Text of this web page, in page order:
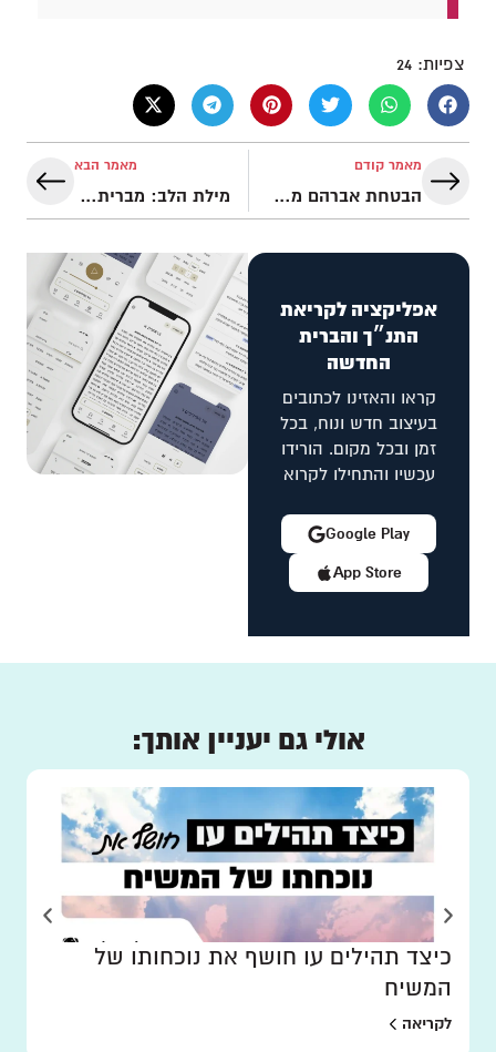
צפיות: 24
מאמר קודם
הבטחת אברהם מתגשמת במשיח
מאמר הבא
מילת הלב: מברית סיני אל בשורת ישוע
אפליקציה לקריאת
התנ״ך והברית
החדשה
קראו והאזינו לכתובים
בעיצוב חדש ונוח, בכל
זמן ובכל מקום. הורידו
עכשיו והתחילו לקרוא
App Store
Google Play
אולי גם יעניין אותך:
כיצד תהילים עו חושף את נוכחותו של
המשיח
לקריאה